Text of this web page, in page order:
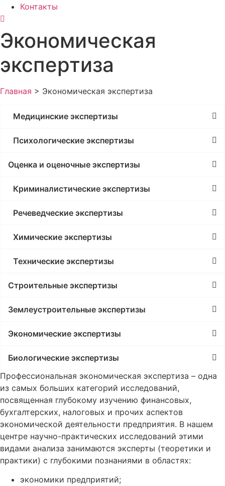
Контакты
Экономическая
экспертиза
Главная > Экономическая экспертиза
Медицинские экспертизы
Психологические экспертизы
Оценка и оценочные экспертизы
Криминалистические экспертизы
Речеведческие экспертизы
Химические экспертизы
Технические экспертизы
Строительные экспертизы
Землеустроительные экспертизы
Экономические экспертизы
Биологические экспертизы
Профессиональная экономическая экспертиза – одна
из самых больших категорий исследований,
посвященная глубокому изучению финансовых,
бухгалтерских, налоговых и прочих аспектов
экономической деятельности предприятия. В нашем
центре научно-практических исследований этими
видами анализа занимаются эксперты (теоретики и
практики) с глубокими познаниями в областях:
экономики предприятий;